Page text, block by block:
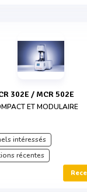
302E / MCR 502E
ET MODULAIRE
intéressés
récentes